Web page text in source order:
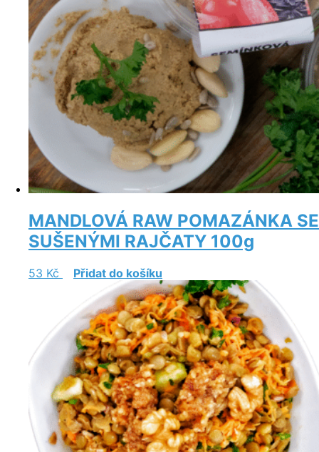
MANDLOVÁ RAW POMAZÁNKA SE
SUŠENÝMI RAJČATY 100g
53 Kč Přidat do košíku